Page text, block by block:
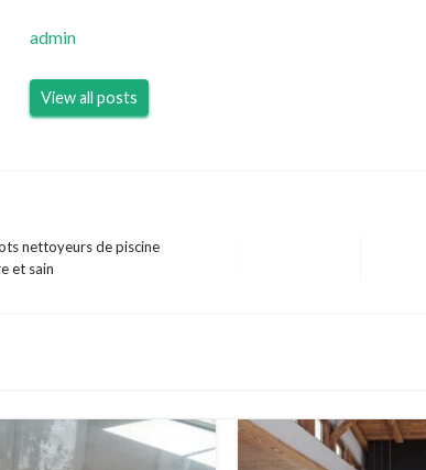
admin
View all posts
nettoyeurs de piscine
et sain